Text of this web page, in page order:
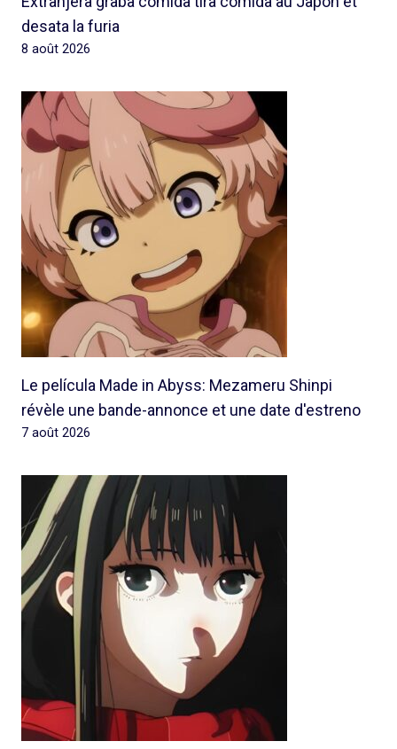
desata la furia
8 août 2026
Le película Made in Abyss: Mezameru Shinpi
révèle une bande-annonce et une date d'estreno
7 août 2026